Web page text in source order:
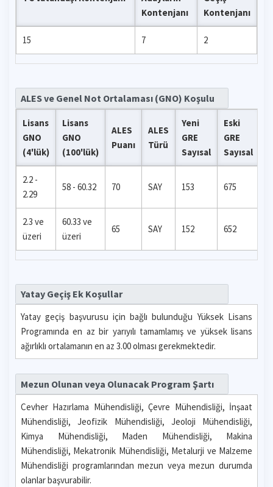
Kontenjanı
Kontenjanı
15 7 2
ALES ve Genel Not Ortalaması (GNO) Koşulu
Lisans
GNO
(4'lük)
Lisans
GNO
(100'lük)
ALES
Puanı
ALES
Türü
Yeni
GRE
Sayısal
Eski
GRE
Sayısal
2.2 -
2.29
58 - 60.32 70 SAY 153 675
2.3 ve
üzeri
60.33 ve
üzeri
65 SAY 152 652
Yatay Geçiş Ek Koşullar
Yatay geçiş başvurusu için bağlı bulunduğu Yüksek Lisans
Programında en az bir yarıyılı tamamlamış ve yüksek lisans
ağırlıklı ortalamanın en az 3.00 olması gerekmektedir.
Mezun Olunan veya Olunacak Program Şartı
Cevher Hazırlama Mühendisliği, Çevre Mühendisliği, İnşaat
Mühendisliği, Jeofizik Mühendisliği, Jeoloji Mühendisliği,
Kimya Mühendisliği, Maden Mühendisliği, Makina
Mühendisliği, Mekatronik Mühendisliği, Metalurji ve Malzeme
Mühendisliği programlarından mezun veya mezun durumda
olanlar başvurabilir.